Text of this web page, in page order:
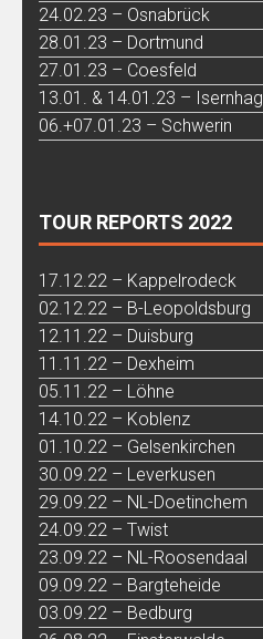
24.02.23 – Osnabrück
28.01.23 – Dortmund
27.01.23 – Coesfeld
13.01. & 14.01.23 –
06.+07.01.23 – Schwerin
TOUR REPORTS 2022
17.12.22 – Kappelrodeck
02.12.22 – B-Leopoldsburg
12.11.22 – Duisburg
11.11.22 – Dexheim
05.11.22 – Löhne
14.10.22 – Koblenz
01.10.22 – Gelsenkirchen
30.09.22 – Leverkusen
29.09.22 – NL-Doetinchem
24.09.22 – Twist
23.09.22 – NL-Roosendaal
09.09.22 – Bargteheide
03.09.22 – Bedburg